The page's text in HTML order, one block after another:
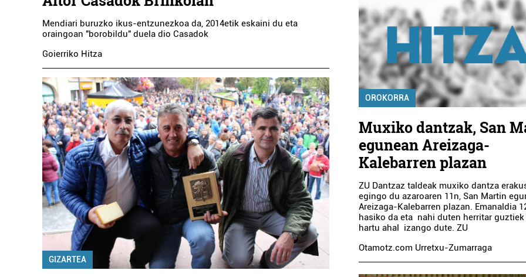
Mendiari buruzko ikus-entzunezkoa da, 2014etik eskaini du eta
oraingoan "borobildu" duela dio Casadok
Goierriko Hitza
GIZARTEA
OROKORRA
Muxiko dantzak, San
egunean Areizaga-
Kalebarren plazan
ZU Dantzaz taldeak muxiko dantza
egingo du azaroaren 11n, San Martin
Areizaga-Kalebarren plazan. Emanaldia
hasiko da eta nahi duten herritar guztiek
hartu ahal izango dute. ZU
Otamotz.com Urretxu-Zumarraga